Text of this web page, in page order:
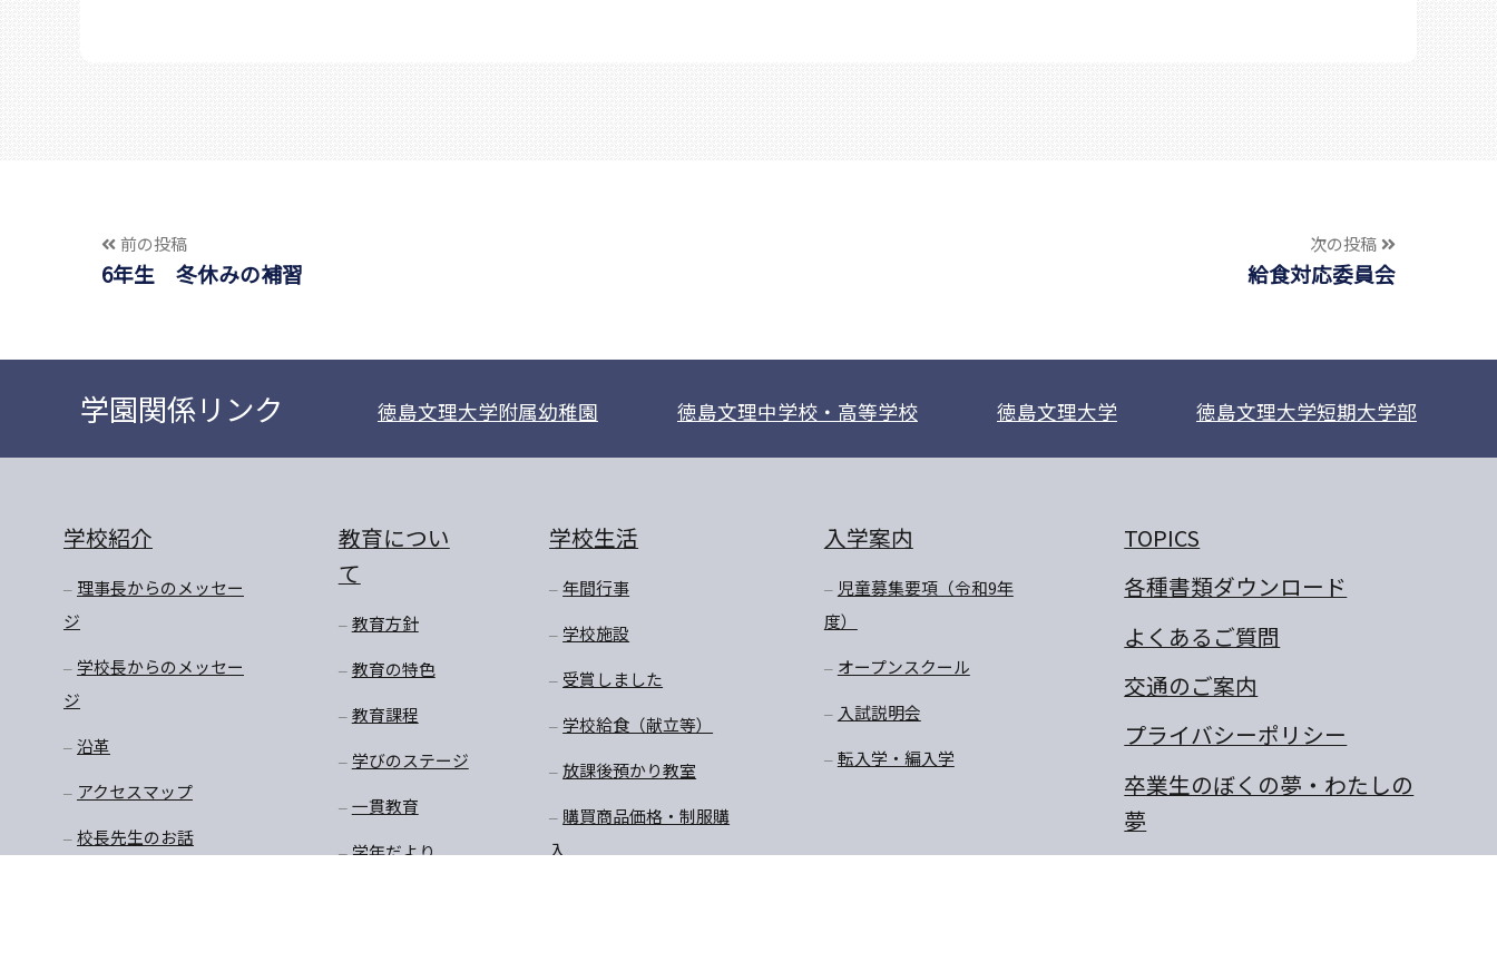
次の投稿
給食対応委員会
前の投稿
6年生 冬休みの補習
学園関係リンク 徳島文理大学附属幼稚園 徳島文理中学校・高等学校 徳島文理大学 徳島文理大学短期大学部
学校紹介
理事長からのメッセー
ジ
学校長からのメッセー
ジ
沿革
アクセスマップ
校長先生のお話
教育につい
て
教育方針
教育の特色
教育課程
学びのステージ
一貫教育
学年だより
学校生活
年間行事
学校施設
受賞しました
学校給食（献立等）
放課後預かり教室
購買商品価格・制服購
入
入学案内
児童募集要項（令和9年
度）
オープンスクール
入試説明会
転入学・編入学
TOPICS
各種書類ダウンロード
よくあるご質問
交通のご案内
プライバシーポリシー
卒業生のぼくの夢・わたしの
夢